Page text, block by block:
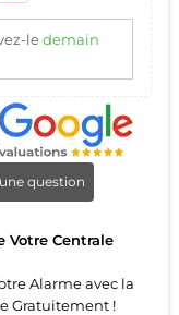
ledemain
question
Votre Centrale
Alarme avec la
Gratuitement !